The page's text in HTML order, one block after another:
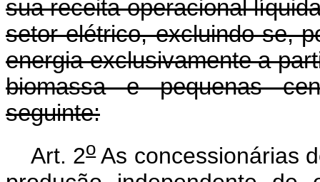
sua receita operacional
setor elétrico, excluindo-se,
energia exclusivamente a
biomassa e pequenas
seguinte:
Art. 2oAs concessionárias